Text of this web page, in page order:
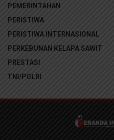
PEMERINTAHAN
PERISTIWA
PERISTIWA INTERNASIONAL
PERKEBUNAN KELAPA SAWIT
PRESTASI
TNI/POLRI